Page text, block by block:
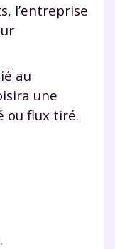
l’entreprise
au
une
ou flux tiré.